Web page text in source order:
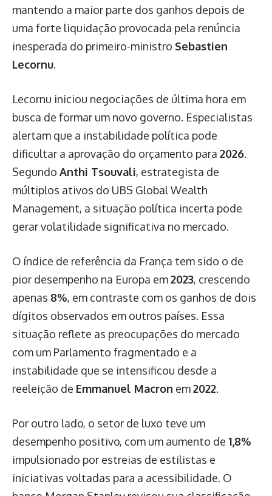
mantendo a maior parte dos ganhos depois de
uma forte liquidação provocada pela renúncia
inesperada do primeiro-ministro Sebastien
Lecornu.
Lecornu iniciou negociações de última hora em
busca de formar um novo governo. Especialistas
alertam que a instabilidade política pode
dificultar a aprovação do orçamento para 2026.
Segundo Anthi Tsouvali, estrategista de
múltiplos ativos do UBS Global Wealth
Management, a situação política incerta pode
gerar volatilidade significativa no mercado.
O índice de referência da França tem sido o de
pior desempenho na Europa em2023, crescendo
apenas 8%, em contraste com os ganhos de dois
dígitos observados em outros países. Essa
situação reflete as preocupações do mercado
com um Parlamento fragmentado e a
instabilidade que se intensificou desde a
reeleição de Emmanuel Macron em2022.
Por outro lado, o setor de luxo teve um
desempenho positivo, com um aumento de 1,8%
impulsionado por estreias de estilistas e
iniciativas voltadas para a acessibilidade. O